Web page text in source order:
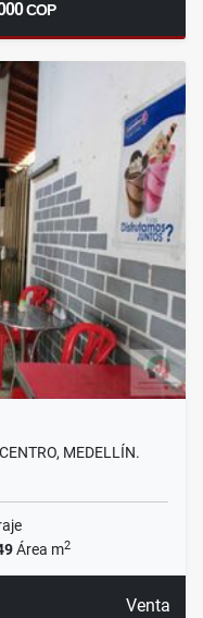
COP
MEDELLÍN.
Área m2
Venta